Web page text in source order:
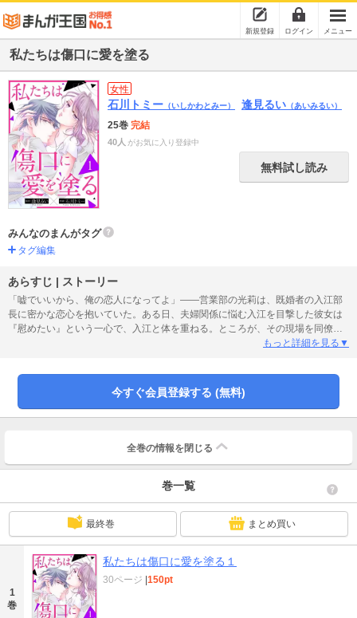
新規登録 ログイン メニュー
私たちは傷口に愛を塗る
女性
石川トミー （いしかわとみー） 逢見るい （あいみるい）
25巻 完結
40人 がお気に入り登録中
無料試し読み
みんなのまんがタグ
タグ編集
あらすじ | ストーリー
「嘘でいいから、俺の恋人になってよ」――営業部の光莉は、既婚者の入江部
長に密かな恋心を抱いていた。ある日、夫婦関係に悩む入江を目撃した彼女は
『慰めたい』という一心で、入江と体を重ねる。ところが、その現場を同僚の
青山に見られてしまい…!? さらに口止めの対価として、青山から「偽装恋人」
もっと詳細を見る▼
今すぐ会員登録する (無料)
全巻の情報を 閉じる
巻一覧
最終巻 まとめ買い
1
巻
私たちは傷口に愛を塗る１
30ページ |150pt